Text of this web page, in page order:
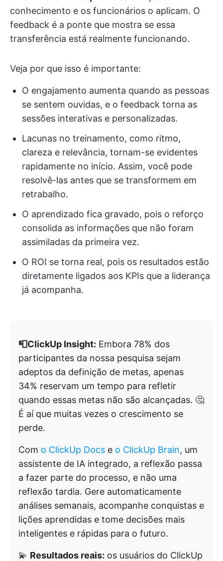
conhecimento e os funcionários o aplicam. O
feedback é a ponte que mostra se essa
transferência está realmente funcionando.
Veja por que isso é importante:
O engajamento aumenta quando as pessoas
se sentem ouvidas, e o feedback torna as
sessões interativas e personalizadas.
Lacunas no treinamento, como ritmo,
clareza e relevância, tornam-se evidentes
rapidamente no início. Assim, você pode
resolvê-las antes que se transformem em
retrabalho.
O aprendizado fica gravado, pois o reforço
consolida as informações que não foram
assimiladas da primeira vez.
O ROI se torna real, pois os resultados estão
diretamente ligados aos KPIs que a liderança
já acompanha.
📮ClickUp Insight: Embora 78% dos
participantes da nossa pesquisa sejam
adeptos da definição de metas, apenas
34% reservam um tempo para refletir
quando essas metas não são alcançadas. 🤔
É aí que muitas vezes o crescimento se
perde.
Com o ClickUp Docs e o ClickUp Brain, um
assistente de IA integrado, a reflexão passa
a fazer parte do processo, e não uma
reflexão tardia. Gere automaticamente
análises semanais, acompanhe conquistas e
lições aprendidas e tome decisões mais
inteligentes e rápidas para o futuro.
💫 Resultados reais: os usuários do ClickUp